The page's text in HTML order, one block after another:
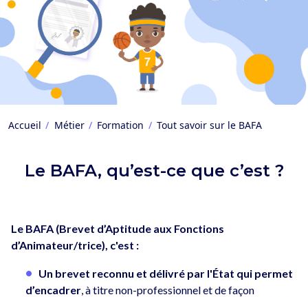
Accueil Métier Formation Tout savoir sur le BAFA
Le BAFA, qu’est-ce que c’est ?
Le BAFA (Brevet d’Aptitude aux Fonctions
d’Animateur/trice), c'est :
Un brevet reconnu et délivré par l'État qui permet
d’encadrer, à titre non-professionnel et de façon